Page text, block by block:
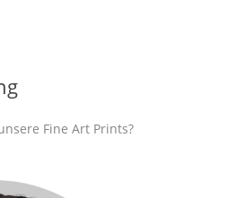
Fine Art Prints?